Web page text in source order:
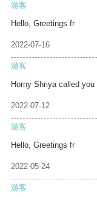
游客
Hello, Greetings fr
2022-07-16
游客
Horny Shriya called you
2022-07-12
游客
Hello, Greetings fr
2022-05-24
游客